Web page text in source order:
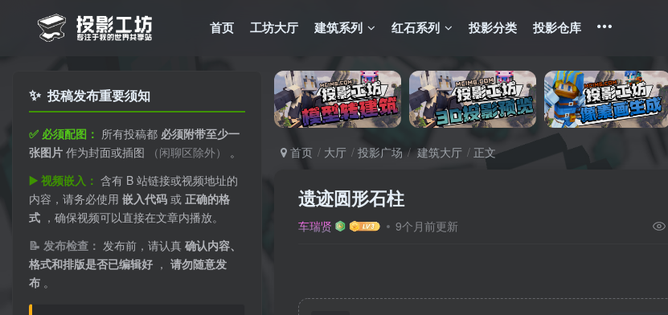
首页 工坊大厅 建筑系列 红石系列 投影分类 投影仓库
✨ 投稿发布重要须知
✅ 必须配图： 所有投稿都 必须附带至少一
张图片 作为封面或插图 （闲聊区除外） 。
▶️ 视频嵌入： 含有 B 站链接或视频地址的
内容，请务必使用 嵌入代码 或 正确的格
式 ，确保视频可以直接在文章内播放。
📝 发布检查： 发布前，请认真 确认内容、
格式和排版是否已编辑好 ， 请勿随意发
布 。
首页 大厅 投影广场 建筑大厅 正文
遗迹圆形石柱
车瑞贤 9个月前更新